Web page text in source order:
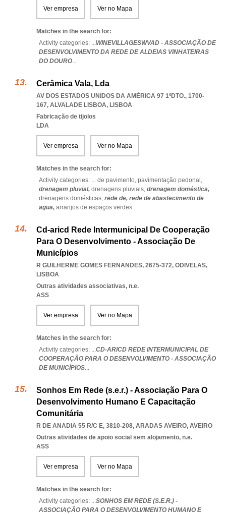
Ver empresa Ver no Mapa
Matches in the search for:
Activity categories: ...WINEVILLAGESWVAD - ASSOCIAÇÃO DE
DESENVOLVIMENTO DA REDE DE ALDEIAS VINHATEIRAS
DO DOURO...
Cerâmica Vala, Lda
AV DOS ESTADOS UNIDOS DA AMÉRICA 97 1ºDTO., 1700-
167, ALVALADE LISBOA, LISBOA
Fabricação de tijolos
LDA
Ver empresa Ver no Mapa
Matches in the search for:
Activity categories: ... de pavimento, pavimentação pedonal,
drenagem pluvial, drenagens pluviais, drenagem doméstica,
drenagens domésticas, rede de, rede de abastecimento de
agua, arranjos de espaços verdes...
Cd-aricd Rede Intermunicipal De Cooperação
Para O Desenvolvimento - Associação De
Municípios
R GUILHERME GOMES FERNANDES, 2675-372, ODIVELAS,
LISBOA
Outras atividades associativas, n.e.
ASS
Ver empresa Ver no Mapa
Matches in the search for:
Activity categories: ...CD-ARICD REDE INTERMUNICIPAL DE
COOPERAÇÃO PARA O DESENVOLVIMENTO - ASSOCIAÇÃO
DE MUNICÍPIOS...
Sonhos Em Rede (s.e.r.) - Associação Para O
Desenvolvimento Humano E Capacitação
Comunitária
R DE ANADIA 55 R/C E, 3810-208, ARADAS AVEIRO, AVEIRO
Outras atividades de apoio social sem alojamento, n.e.
ASS
Ver empresa Ver no Mapa
Matches in the search for:
Activity categories: ...SONHOS EM REDE (S.E.R.) -
ASSOCIAÇÃO PARA O DESENVOLVIMENTO HUMANO E